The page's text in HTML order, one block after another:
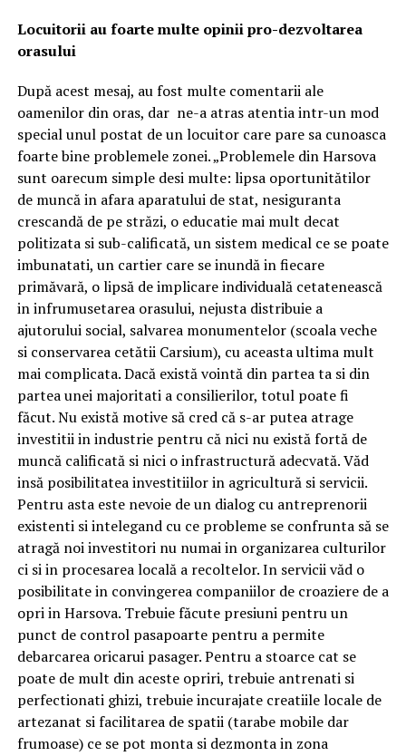
Locuitorii au foarte multe opinii pro-dezvoltarea
orasului
După acest mesaj, au fost multe comentarii ale
oamenilor din oras, dar ne-a atras atentia intr-un mod
special unul postat de un locuitor care pare sa cunoasca
foarte bine problemele zonei. „Problemele din Harsova
sunt oarecum simple desi multe: lipsa oportunitătilor
de muncă in afara aparatului de stat, nesiguranta
crescandă de pe străzi, o educatie mai mult decat
politizata si sub-calificată, un sistem medical ce se poate
imbunatati, un cartier care se inundă in fiecare
primăvară, o lipsă de implicare individuală cetatenească
in infrumusetarea orasului, nejusta distribuie a
ajutorului social, salvarea monumentelor (scoala veche
si conservarea cetătii Carsium), cu aceasta ultima mult
mai complicata. Dacă există vointă din partea ta si din
partea unei majoritati a consilierilor, totul poate fi
făcut. Nu există motive să cred că s-ar putea atrage
investitii in industrie pentru că nici nu există fortă de
muncă calificată si nici o infrastructură adecvată. Văd
insă posibilitatea investitiilor in agricultură si servicii.
Pentru asta este nevoie de un dialog cu antreprenorii
existenti si intelegand cu ce probleme se confrunta să se
atragă noi investitori nu numai in organizarea culturilor
ci si in procesarea locală a recoltelor. In servicii văd o
posibilitate in convingerea companiilor de croaziere de a
opri in Harsova. Trebuie făcute presiuni pentru un
punct de control pasapoarte pentru a permite
debarcarea oricarui pasager. Pentru a stoarce cat se
poate de mult din aceste opriri, trebuie antrenati si
perfectionati ghizi, trebuie incurajate creatiile locale de
artezanat si facilitarea de spatii (tarabe mobile dar
frumoase) ce se pot monta si dezmonta in zona